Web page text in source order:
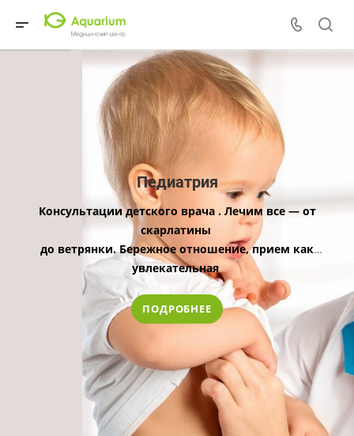
Педиатрия
Консультациидетского врача . Лечим все — от
скарлатины
до ветрянки.Бережное отношение, прием как
увлекательная
игра — без слез и страха!
ПОДРОБНЕЕ